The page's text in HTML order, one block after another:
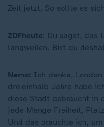
Zeit jetzt. So sollte es
ZDFheute: Du sagst, das
langweilen. Bist du
Nemo: Ich denke,
dreieinhalb Jahre habe
diese Stadt gebraucht in
jede Menge Freiheit,
Und das brauchte ich,